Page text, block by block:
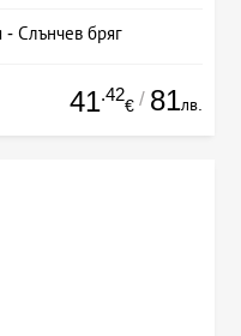
Слънчев бряг
41.42
€ / 81лв.